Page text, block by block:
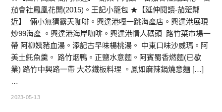
茄會社鳳凰花開(2015)。王記小籠包 ★【延伸閱讀-茄萣鄰
近】 倆小無猜露天咖啡。興達港嘎一跳海產店。興達港展現
炒99海產 。興達港海岸咖啡。興達港情人碼頭 路竹菜市場一
帶 阿柳姨豬血湯。添記古早味楊桃湯。 中東口味沙威瑪。阿
美土魠魚羹。 路竹烟鴨。正鹽水意麵。阿賓蜀香燃麵(已歇
業) 路竹中興路一帶 大芯鐵板料理 。鳳如麻辣鍋燒意麵 […]
…
2023-05-13